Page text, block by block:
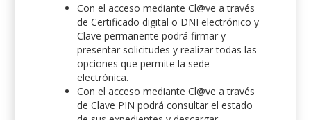
Con el acceso mediante Cl@ve a través
de Certificado digital o DNI electrónico y
Clave permanente podrá firmar y
presentar solicitudes y realizar todas las
opciones que permite la sede
electrónica.
Con el acceso mediante Cl@ve a través
de Clave PIN podrá consultar el estado